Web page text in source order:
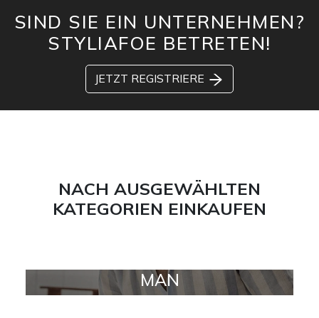
SIND SIE EIN UNTERNEHMEN?
STYLIAFOE BETRETEN!
JETZT REGISTRIERE
NACH AUSGEWÄHLTEN
KATEGORIEN EINKAUFEN
MAN